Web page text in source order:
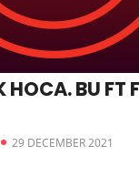
HOCA. BU FT
29 DECEMBER 2021